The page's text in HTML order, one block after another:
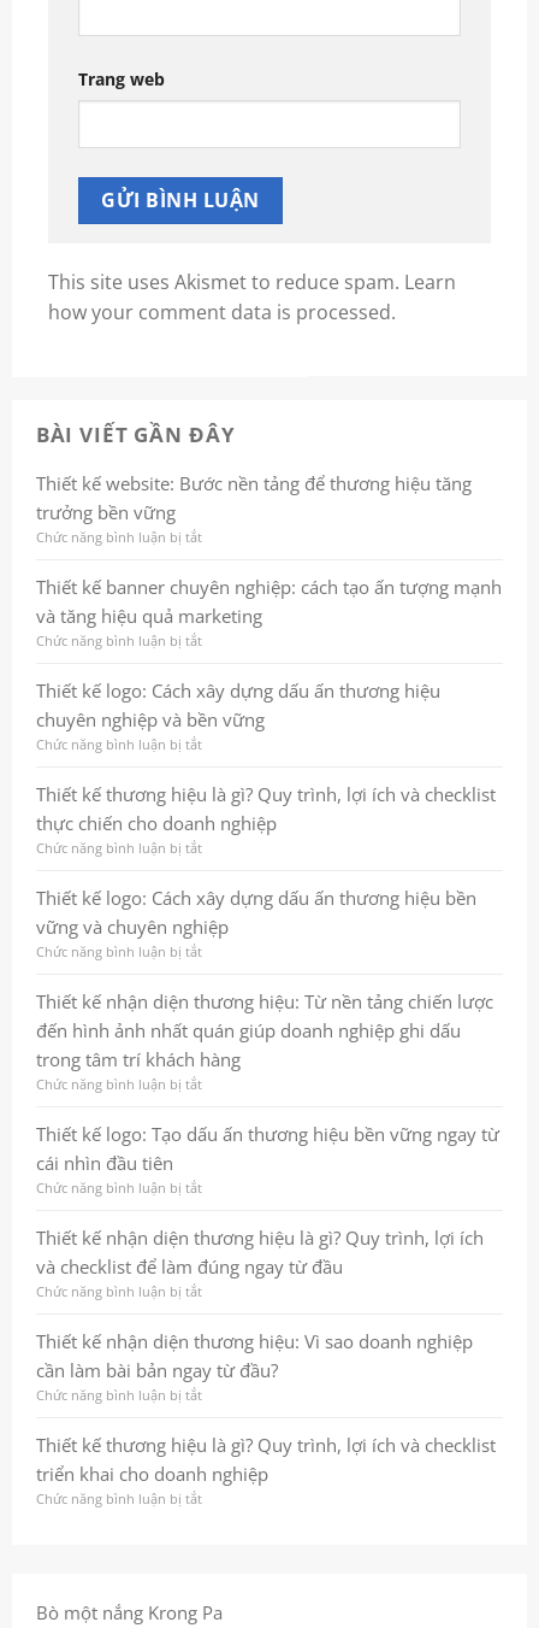
Trang web
This site uses Akismet to reduce spam. Learn
how your comment data is processed.
BÀI VIẾT GẦN ĐÂY
Thiết kế website: Bước nền tảng để thương hiệu tăng
trưởng bền vững
Chức năng bình luận bị tắtở
kế
website:
Bước
nền
để
thương
hiệu
tăng
bền
vững
Thiết kế banner chuyên nghiệp: cách tạo ấn tượng mạnh
và tăng hiệu quả marketing
Chức năng bình luận bị tắtở
kế
banner
chuyên
nghiệp:
tạo
ấn
tượng
mạnh
hiệu
quả
marketing
Thiết kế logo: Cách xây dựng dấu ấn thương hiệu
chuyên nghiệp và bền vững
Chức năng bình luận bị tắtở
kế
logo:
Cách
xây
dấu
ấn
thương
hiệu
nghiệp
và
bền
vững
Thiết kế thương hiệu là gì? Quy trình, lợi ích và checklist
thực chiến cho doanh nghiệp
Chức năng bình luận bị tắtở
kế
thương
hiệu
là
Quy
trình,
lợi
ích
checklist
chiến
nghiệp
Thiết kế logo: Cách xây dựng dấu ấn thương hiệu bền
vững và chuyên nghiệp
Chức năng bình luận bị tắtở
kế
logo:
Cách
xây
dựng
dấu
thương
vững
chuyên
nghiệp
Thiết kế nhận diện thương hiệu: Từ nền tảng chiến lược
đến hình ảnh nhất quán giúp doanh nghiệp ghi dấu
trong tâm trí khách hàng
Chức năng bình luận bị tắtở
kế
nhận
thương
Từ
nền
tảng
chiến
đến
hình
ảnh
nhất
doanh
nghiệp
ghi
hàng
Thiết kế logo: Tạo dấu ấn thương hiệu bền vững ngay từ
cái nhìn đầu tiên
Chức năng bình luận bị tắtở
kế
logo:
Tạo
dấu
thương
hiệu
bền
vững
từ
cái
nhìn
đầu
Thiết kế nhận diện thương hiệu là gì? Quy trình, lợi ích
và checklist để làm đúng ngay từ đầu
Chức năng bình luận bị tắtở
kế
nhận
diện
thương
gì?
Quy
trình,
làm
Thiết kế nhận diện thương hiệu: Vì sao doanh nghiệp
cần làm bài bản ngay từ đầu?
Chức năng bình luận bị tắtở
kế
nhận
diện
thương
cần
Thiết kế thương hiệu là gì? Quy trình, lợi ích và checklist
triển khai cho doanh nghiệp
Chức năng bình luận bị tắtở
gì?
Bò một nắng Krong Pa